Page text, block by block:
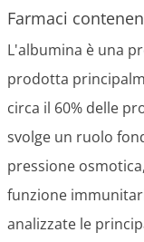
Farmaci
L'albumina è una
prodotta
circa il 60% delle
svolge un ruolo
pressione
funzione
analizzate le